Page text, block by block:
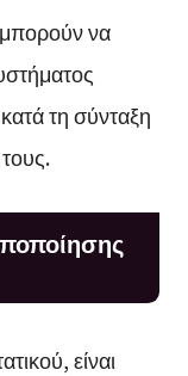
μπορούν να
τη σύνταξη
είναι